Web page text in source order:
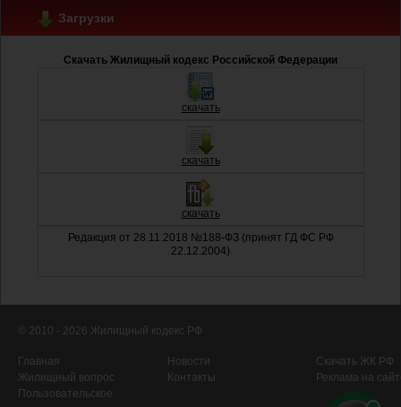
Загрузки
Скачать Жилищный кодекс Российской Федерации
скачать
скачать
скачать
Редакция от 28.11.2018 №188-ФЗ (принят ГД ФС РФ
22.12.2004)
© 2010 - 2026 Жилищный кодекс РФ
Главная Новости
Скачать ЖК РФ
Жилищный вопрос
Контакты
Реклама на
Пользовательское